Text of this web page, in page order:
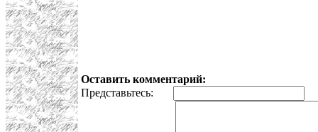
Оставить комментарий:
Представьтесь: